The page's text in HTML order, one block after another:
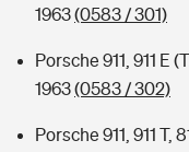
Sie haben Fragen?
Zur Übersicht
1963(0583 / 301)
Porsche 911, 911 E
1963(0583 / 302)
Porsche 911, 911 T,